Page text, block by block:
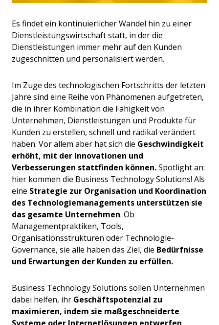
Es findet ein kontinuierlicher Wandel hin zu einer
Dienstleistungswirtschaft statt, in der die
Dienstleistungen immer mehr auf den Kunden
zugeschnitten und personalisiert werden.
Im Zuge des technologischen Fortschritts der letzten
Jahre sind eine Reihe von Phänomenen aufgetreten,
die in ihrer Kombination die Fähigkeit von
Unternehmen, Dienstleistungen und Produkte für
Kunden zu erstellen, schnell und radikal verändert
haben. Vor allem aber hat sich die Geschwindigkeit
erhöht, mit der Innovationen und
Verbesserungen stattfinden können.Spotlight an:
hier kommen die Business Technology Solutions! Als
eine Strategie zur Organisation und Koordination
des Technologiemanagements unterstützen sie
das gesamte Unternehmen. Ob
Managementpraktiken, Tools,
Organisationsstrukturen oder Technologie-
Governance, sie alle haben das Ziel, die Bedürfnisse
und Erwartungen der Kunden zu erfüllen.
Business Technology Solutions sollen Unternehmen
dabei helfen, ihr Geschäftspotenzial zu
maximieren, indem sie maßgeschneiderte